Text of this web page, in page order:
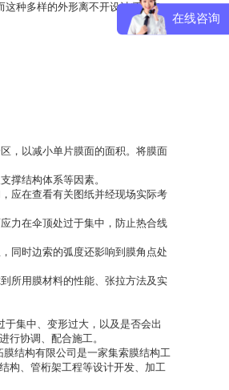
种多样的外形离不开设计师的各
，以减小单片膜面的面积。将膜面
撑结构体系等因素。
应在查看有关图纸并经现场实际考
力在伞顶处过于集中，防止热合线
同时边索的弧度还影响到膜角点处
所用膜材料的性能、张拉方法及实
集中、变形过大，以及是否会出
行协调、配合施工。
结构有限公司是一家集索膜结构工
构、管桁架工程等设计开发、加工
在线咨询